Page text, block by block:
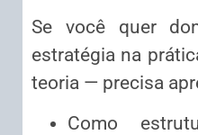
Se você quer
estratégia na
teoria — precisa
Como